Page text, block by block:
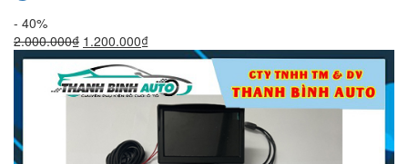
- 40%
2.000.000₫ Giá
gốc
là:
2.000.000₫.
1.200.000₫Giá
hiện
tại
là:
1.200.000₫.